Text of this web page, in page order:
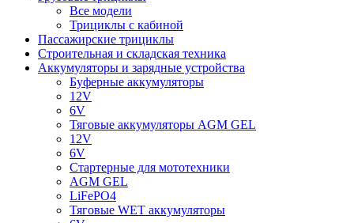
Все модели
Трициклы с кабиной
Пассажирские трициклы
Строительная и складская техника
Аккумуляторы и зарядные устройства
Буферные аккумуляторы
12V
6V
Тяговые аккумуляторы AGM GEL
12V
6V
Стартерные для мототехники
AGM GEL
LiFePO4
Тяговые WET аккумуляторы